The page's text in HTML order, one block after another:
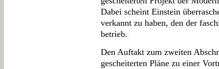
Dabei scheint Einstein
verkannt zu haben, den der
betrieb.
Den Auftakt zum zweiten
gescheiterten Pläne zu einer